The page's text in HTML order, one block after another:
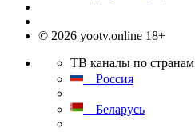
© 2026 yootv.online 18+
ТВ каналы по странам
Россия
Беларусь